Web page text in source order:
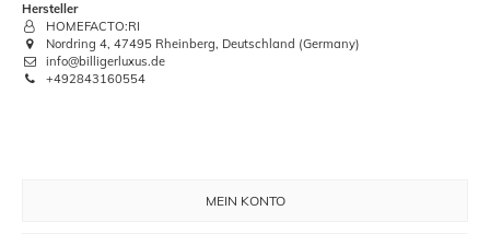
Hersteller
HOMEFACTO:RI
Nordring 4, 47495 Rheinberg, Deutschland (Germany)
info@billigerluxus.de
+492843160554
MEIN KONTO